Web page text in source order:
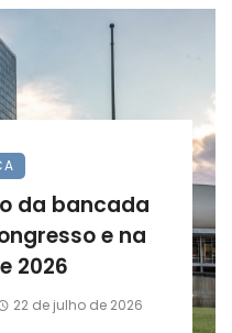
da bancada
e na
2026
22 de julho de 2026